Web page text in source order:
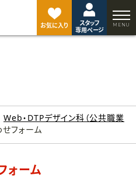
お気に入り
スタッフ
専用ページ
Web・DTPデザイン科（公共職業
フォーム
ォーム